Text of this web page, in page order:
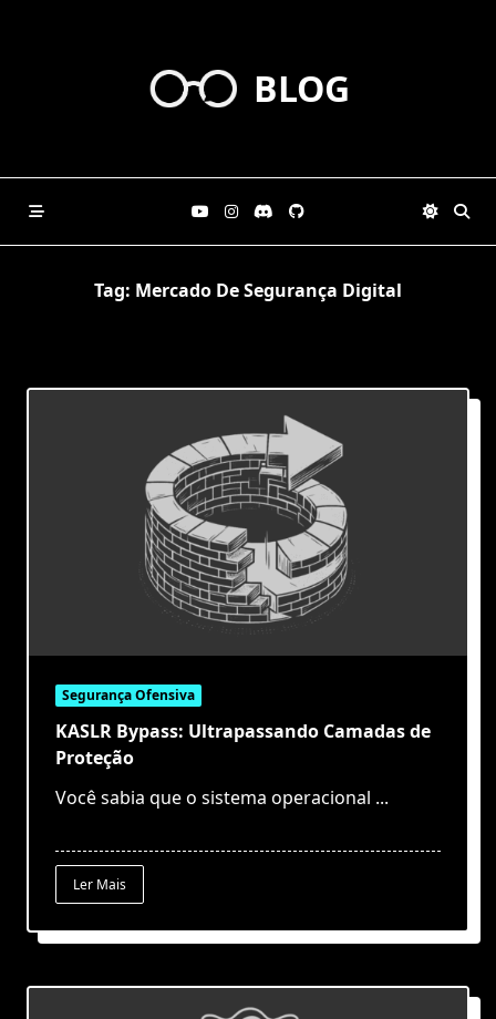
BLOG
Tag: Mercado De Segurança Digital
Segurança Ofensiva
KASLR Bypass: Ultrapassando Camadas de
Proteção
Você sabia que o sistema operacional ...
Ler Mais